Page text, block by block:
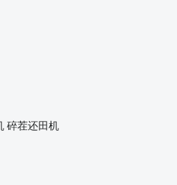
碎茬还田机